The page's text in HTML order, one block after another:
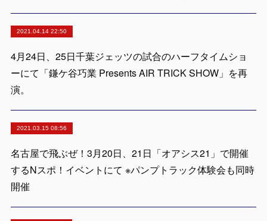
2021.04.14 22:50
4月24日、25日千葉ジェッツの試合のハーフタイムショ
ーにて「鎌ケ谷巧業 Presents AIR TRICK SHOW」を再
演。
2021.03.15 08:56
名古屋で飛ぶぜ！3月20日、21日「オアシス21」で開催
するNスポ！イベントにて ※パンプトラック体験会も同時
開催